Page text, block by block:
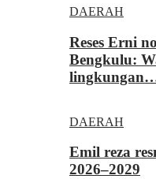
DAERAH
Reses Erni
Bengkulu:
DAERAH
Emil reza
2026–2029